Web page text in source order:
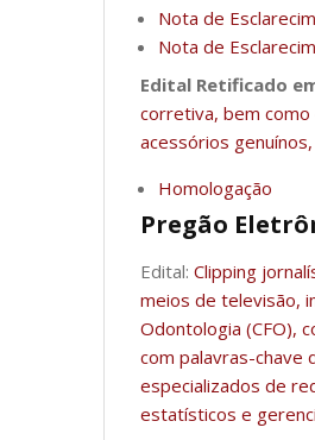
Nota de
Nota de
Edital Retificado
corretiva, bem
acessórios
Homologação
Pregão
Edital: Clipping
meios de televisão,
Odontologia (CFO),
com palavras-chave
especializados de
estatísticos e